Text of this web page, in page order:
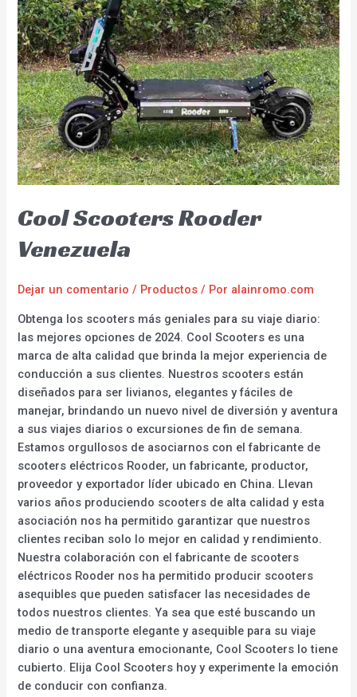
Cool Scooters Rooder
Venezuela
Dejar un comentario / Productos / Por alainromo.com
Obtenga los scooters más geniales para su viaje diario:
las mejores opciones de 2024. Cool Scooters es una
marca de alta calidad que brinda la mejor experiencia de
conducción a sus clientes. Nuestros scooters están
diseñados para ser livianos, elegantes y fáciles de
manejar, brindando un nuevo nivel de diversión y aventura
a sus viajes diarios o excursiones de fin de semana.
Estamos orgullosos de asociarnos con el fabricante de
scooters eléctricos Rooder, un fabricante, productor,
proveedor y exportador líder ubicado en China. Llevan
varios años produciendo scooters de alta calidad y esta
asociación nos ha permitido garantizar que nuestros
clientes reciban solo lo mejor en calidad y rendimiento.
Nuestra colaboración con el fabricante de scooters
eléctricos Rooder nos ha permitido producir scooters
asequibles que pueden satisfacer las necesidades de
todos nuestros clientes. Ya sea que esté buscando un
medio de transporte elegante y asequible para su viaje
diario o una aventura emocionante, Cool Scooters lo tiene
cubierto. Elija Cool Scooters hoy y experimente la emoción
de conducir con confianza.